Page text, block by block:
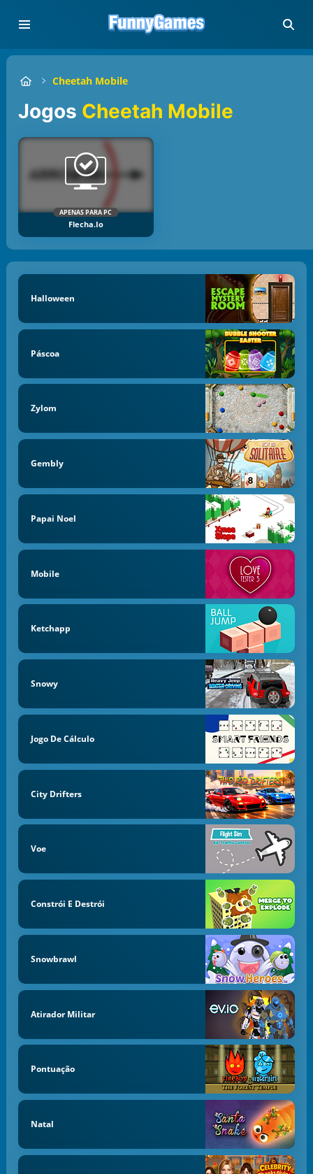
Cheetah Mobile
Jogos Cheetah Mobile
APENAS PARA PC
Flecha.io
Halloween
Páscoa
Zylom
Gembly
Papai Noel
Mobile
Ketchapp
Snowy
Jogo De Cálculo
City Drifters
Voe
Constrói E Destrói
Snowbrawl
Atirador Militar
Pontuação
Natal